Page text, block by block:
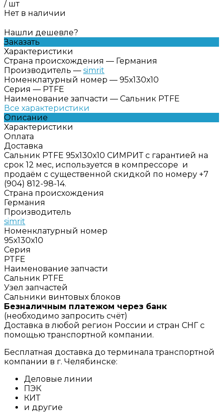
/ шт
Нет в наличии
Нашли дешевле?
Заказать
Характеристики
Страна происхождения — Германия
Производитель — simrit
Номенклатурный номер — 95х130х10
Серия — PTFE
Наименование запчасти — Сальник PTFE
Все характеристики
Описание
Характеристики
Оплата
Доставка
Сальник PTFE 95х130х10 СИМРИТ с гарантией на
срок 12 мес, используется в компрессоре и
продаём с существенной скидкой по номеру +7
(904) 812-98-14.
Страна происхождения
Германия
Производитель
simrit
Номенклатурный номер
95х130х10
Серия
PTFE
Наименование запчасти
Сальник PTFE
Узел запчастей
Сальники винтовых блоков
Безналичным платежом через банк
(необходимо запросить счёт)
Доставка в любой регион России и стран СНГ с
помощью транспортной компании.
Бесплатная доставка до терминала транспортной
компании в г. Челябинске:
Деловые линии
ПЭК
КИТ
и другие